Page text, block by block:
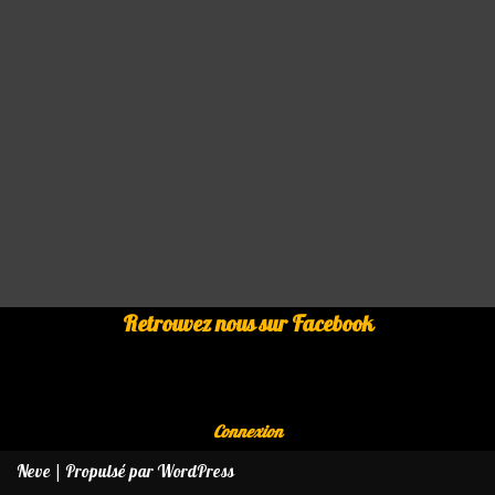
Retrouvez nous sur Facebook
Connexion
Neve | Propulsé parWordPress